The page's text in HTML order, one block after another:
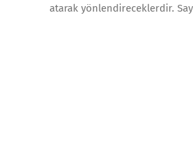
atarak yönlendireceklerdir.